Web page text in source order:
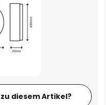
diesem Artikel?